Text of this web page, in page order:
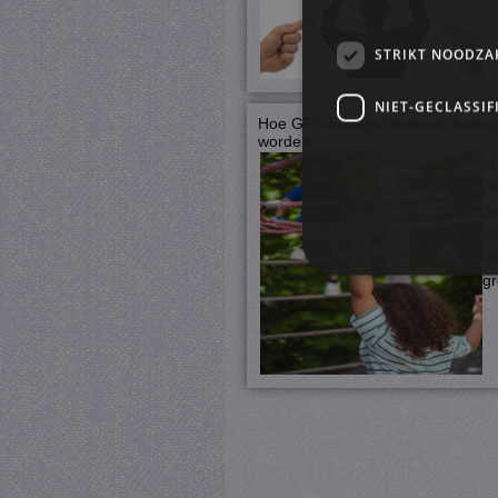
Hoe GPS-horloge kinderen helpt
worden
STRIKT
NIET-
Strikt noodzakelijke
website kan niet goed